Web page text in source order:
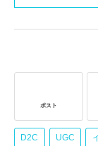
ポスト
D2C UGC